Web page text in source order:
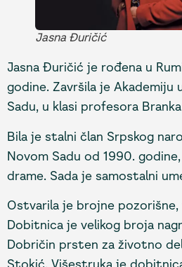
Jasna Đuričić
Jasna Đuričić je rođena u
godine. Završila je
Sadu, u klasi profesora
Bila je stalni član Srpskog
Novom Sadu od 1990.
drame. Sada je samostalni
Ostvarila je brojne pozorišne,
Dobitnica je velikog broja
Dobričin prsten za životno